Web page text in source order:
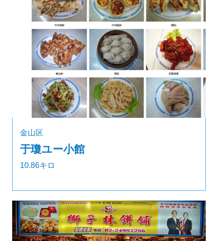
金山区
于瓊ユー小館
10.86キロ